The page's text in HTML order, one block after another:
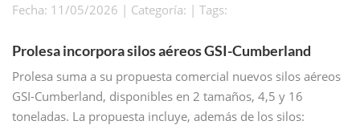
Fecha: 11/05/2026 | Categoría: | Tags:
Prolesa incorpora silos aéreos GSI-Cumberland
Prolesa suma a su propuesta comercial nuevos silos aéreos
GSI-Cumberland, disponibles en 2 tamaños, 4,5 y 16
toneladas. La propuesta incluye, además de los silos: